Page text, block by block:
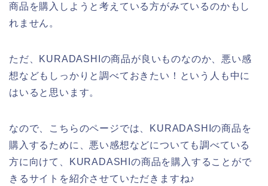
商品を購入しようと考えている方がみているのかもし
れません。
ただ、KURADASHIの商品が良いものなのか、悪い感
想などもしっかりと調べておきたい！という人も中に
はいると思います。
なので、こちらのページでは、KURADASHIの商品を
購入するために、悪い感想などについても調べている
方に向けて、KURADASHIの商品を購入することがで
きるサイトを紹介させていただきますね♪